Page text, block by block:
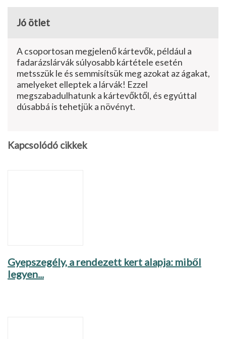
Jó ötlet
A csoportosan megjelenő kártevők, például a
fadarázslárvák súlyosabb kártétele esetén
metsszük le és semmisítsük meg azokat az ágakat,
amelyeket elleptek a lárvák! Ezzel
megszabadulhatunk a kártevőktől, és egyúttal
dúsabbá is tehetjük a növényt.
Kapcsolódó cikkek
Gyepszegély, a rendezett kert alapja: miből
legyen...